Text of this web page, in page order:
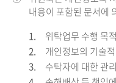
내용이 포함된 문서에
1.
위탁업무 수행 목
2.
개인정보의 기술
3.
수탁자에 대한 관